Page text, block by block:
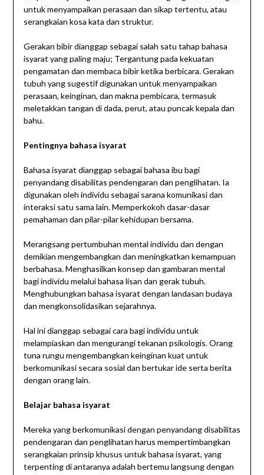
untuk menyampaikan perasaan dan sikap tertentu, atau
serangkaian kosa kata dan struktur.
Gerakan bibir dianggap sebagai salah satu tahap bahasa
isyarat yang paling maju; Tergantung pada kekuatan
pengamatan dan membaca bibir ketika berbicara. Gerakan
tubuh yang sugestif digunakan untuk menyampaikan
perasaan, keinginan, dan makna pembicara, termasuk
meletakkan tangan di dada, perut, atau puncak kepala dan
bahu.
Pentingnya bahasa isyarat
Bahasa isyarat dianggap sebagai bahasa ibu bagi
penyandang disabilitas pendengaran dan penglihatan. Ia
digunakan oleh individu sebagai sarana komunikasi dan
interaksi satu sama lain. Memperkokoh dasar-dasar
pemahaman dan pilar-pilar kehidupan bersama.
Merangsang pertumbuhan mental individu dan dengan
demikian mengembangkan dan meningkatkan kemampuan
berbahasa. Menghasilkan konsep dan gambaran mental
bagi individu melalui bahasa lisan dan gerak tubuh.
Menghubungkan bahasa isyarat dengan landasan budaya
dan mengkonsolidasikan sejarahnya.
Hal ini dianggap sebagai cara bagi individu untuk
melampiaskan dan mengurangi tekanan psikologis. Orang
tuna rungu mengembangkan keinginan kuat untuk
berkomunikasi secara sosial dan bertukar ide serta berita
dengan orang lain.
Belajar bahasa isyarat
Mereka yang berkomunikasi dengan penyandang disabilitas
pendengaran dan penglihatan harus mempertimbangkan
serangkaian prinsip khusus untuk bahasa isyarat, yang
terpenting di antaranya adalah bertemu langsung dengan